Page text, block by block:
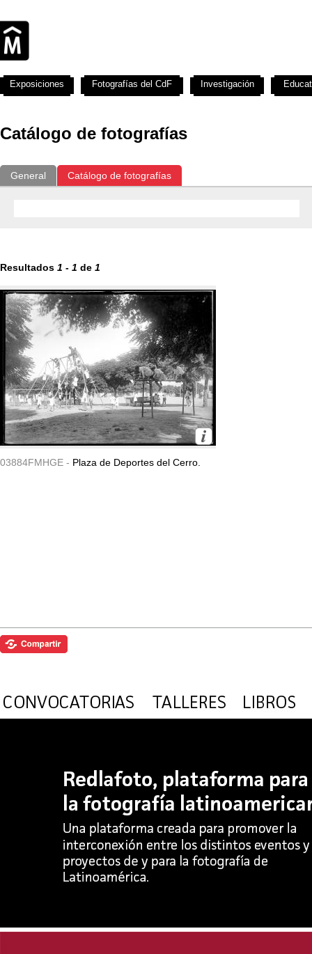
Catálogo de fotografías
General Catálogo de fotografías
Resultados 1 - 1 de 1
03884FMHGE - Plaza de Deportes del Cerro.
Exposiciones Fotografías del CdF Investigación